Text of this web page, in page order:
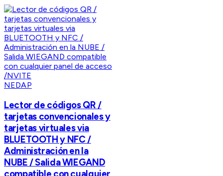
NEDAP
Lector de códigos QR /
tarjetas convencionales y
tarjetas virtuales via
BLUETOOTH y NFC /
Administración en la
NUBE / Salida WIEGAND
compatible con cualquier